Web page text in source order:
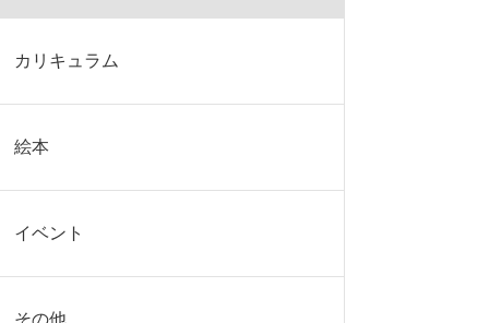
カリキュラム
絵本
イベント
その他